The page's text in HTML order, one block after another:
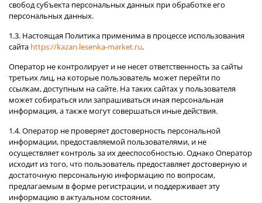
свобод субъекта персональных данных при обработке его
персональных данных.
1.3. Настоящая Политика применима в процессе использования
сайта https://kazan.lesenka-market.ru.
Оператор не контролирует и не несет ответственность за сайты
третьих лиц, на которые пользователь может перейти по
ссылкам, доступным на сайте. На таких сайтах у пользователя
может собираться или запрашиваться иная персональная
информация, а также могут совершаться иные действия.
1.4. Оператор не проверяет достоверность персональной
информации, предоставляемой пользователями, и не
осуществляет контроль за их дееспособностью. Однако Оператор
исходит из того, что пользователь предоставляет достоверную и
достаточную персональную информацию по вопросам,
предлагаемым в форме регистрации, и поддерживает эту
информацию в актуальном состоянии.